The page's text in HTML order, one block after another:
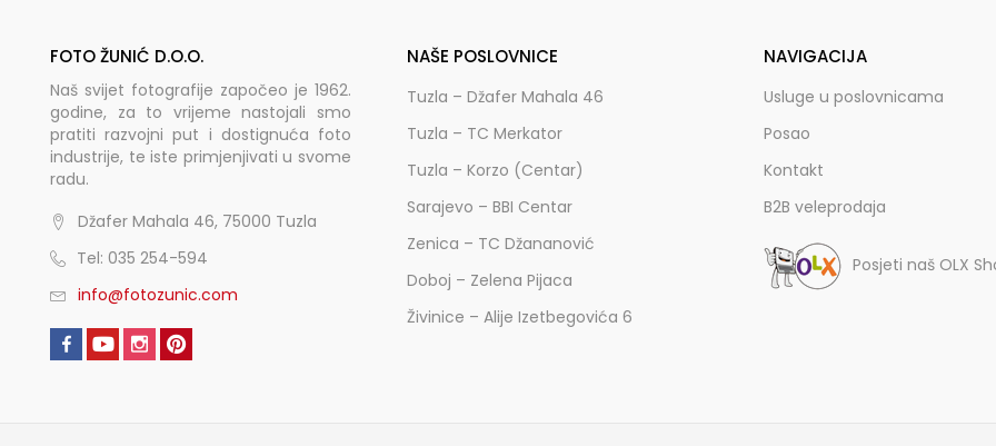
FOTO ŽUNIĆ D.O.O.
Naš svijet fotografije započeo je 1962.
godine, za to vrijeme nastojali smo
pratiti razvojni put i dostignuća foto
industrije, te iste primjenjivati u svome
radu.
Džafer Mahala 46, 75000 Tuzla
Tel: 035 254-594
info@fotozunic.com
NAŠE POSLOVNICE
Tuzla – Džafer Mahala 46
Tuzla – TC Merkator
Tuzla – Korzo (Centar)
Sarajevo – BBI Centar
Zenica – TC Džananović
Doboj – Zelena Pijaca
Živinice – Alije Izetbegovića 6
NAVIGACIJA
Usluge u poslovnicama
Posao
Kontakt
B2B veleprodaja
Posjeti naš OLX